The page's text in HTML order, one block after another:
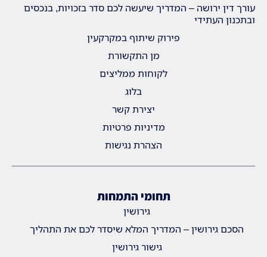
עורך דין ירושה – המדריך שיעשה לכם סדר בזכויות, בנכסים
ובתכנון העתידי
פירוק שיתוף במקרקעין
מן התקשורת
לקוחות ממליצים
בלוג
יצירת קשר
מדיניות פרטיות
הצהרת נגישות
תחומי התמחות
גירושין
הסכם גירושין – המדריך המלא שיסדר לכם את התהליך
גישור גירושין